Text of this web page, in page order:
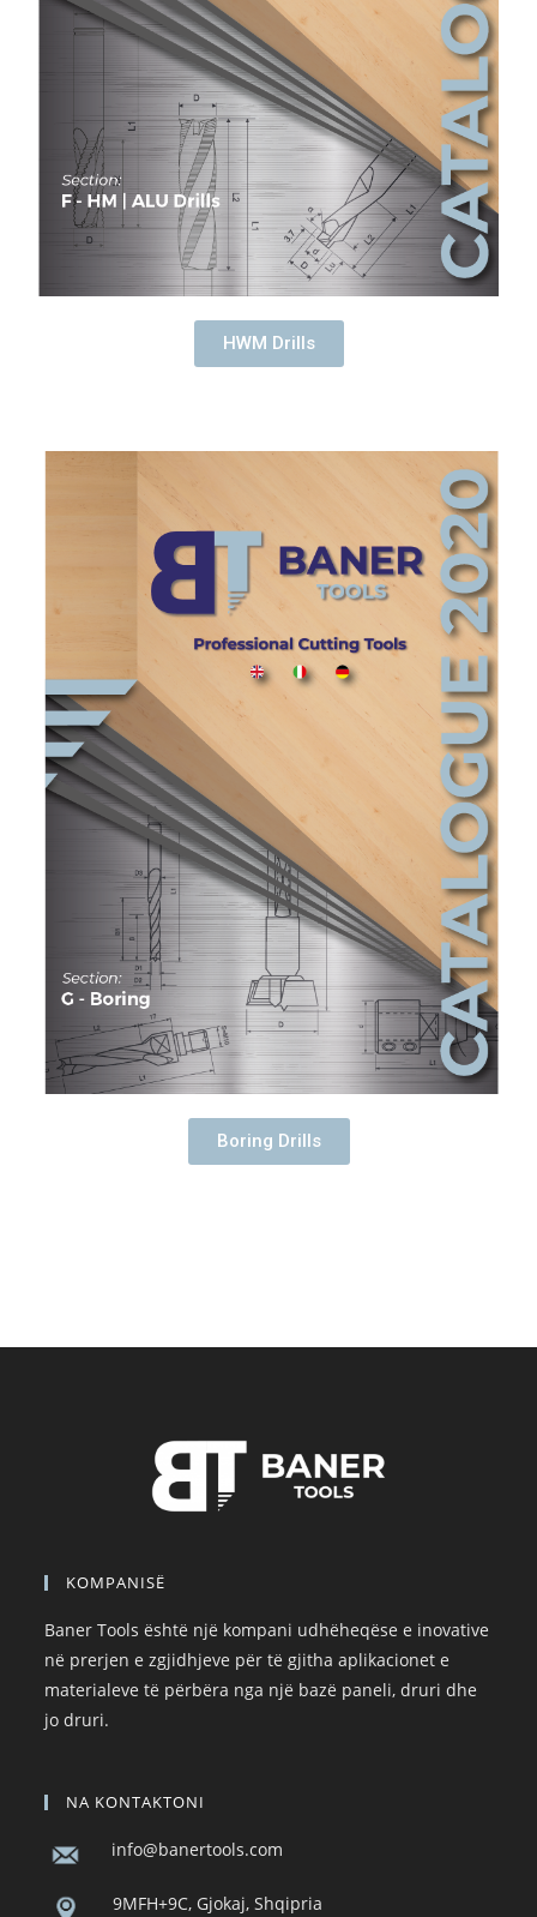
HWM Drills
Boring Drills
KOMPANISË
Baner Tools është një kompani udhëheqëse e inovative
në prerjen e zgjidhjeve për të gjitha aplikacionet e
materialeve të përbëra nga një bazë paneli, druri dhe
jo druri.
NA KONTAKTONI
info@banertools.com
9MFH+9C, Gjokaj, Shqipria